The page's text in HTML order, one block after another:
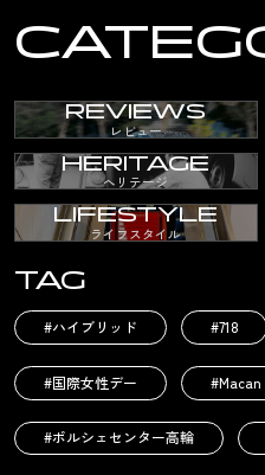
REVIEWS
レビュー
HERITAGE
ヘリテージ
LIFESTYLE
ライフスタイル
TAG
#ハイブリッド #718
#国際女性デー
#ポルシェセンター高輪